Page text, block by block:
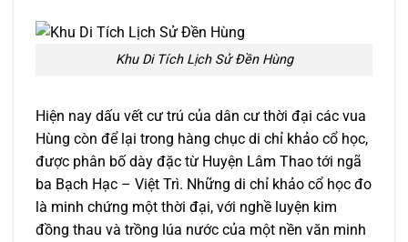
Khu Di Tích Lịch Sử Đền Hùng
Hiện nay dấu vết cư trú của dân cư thời đại các vua
Hùng còn để lại trong hàng chục di chỉ khảo cổ học,
được phân bố dày đặc từ Huyện Lâm Thao tới ngã
ba Bạch Hạc – Việt Trì. Những di chỉ khảo cổ học đo
là minh chứng một thời đại, với nghề luyện kim
đồng thau và trồng lúa nước của một nền văn minh